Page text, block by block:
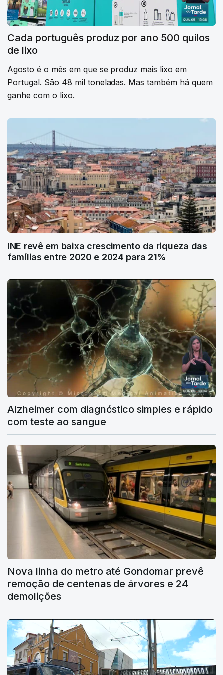
Cada português produz por ano 500 quilos
de lixo
Agosto é o mês em que se produz mais lixo em
Portugal. São 48 mil toneladas. Mas também há quem
ganhe com o lixo.
INE revê em baixa crescimento da riqueza das
famílias entre 2020 e 2024 para 21%
Alzheimer com diagnóstico simples e rápido
com teste ao sangue
Nova linha do metro até Gondomar prevê
remoção de centenas de árvores e 24
demolições